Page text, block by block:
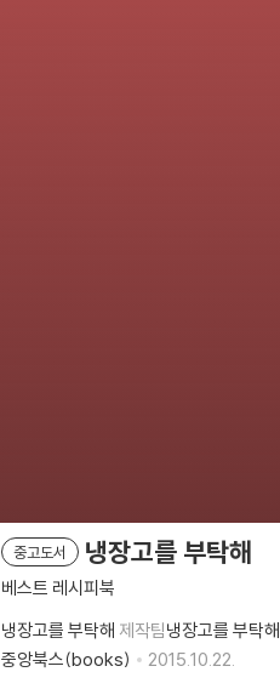
중고도서 냉장고를 부탁해
베스트 레시피북
냉장고를 부탁해 제작팀냉장고를 부탁해
중앙북스(books)
2015.10.22.